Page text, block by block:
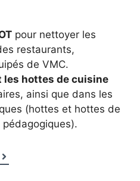
pour nettoyer les
restaurants,
de VMC.
les hottes de cuisine
ainsi que dans les
(hottes et hottes de